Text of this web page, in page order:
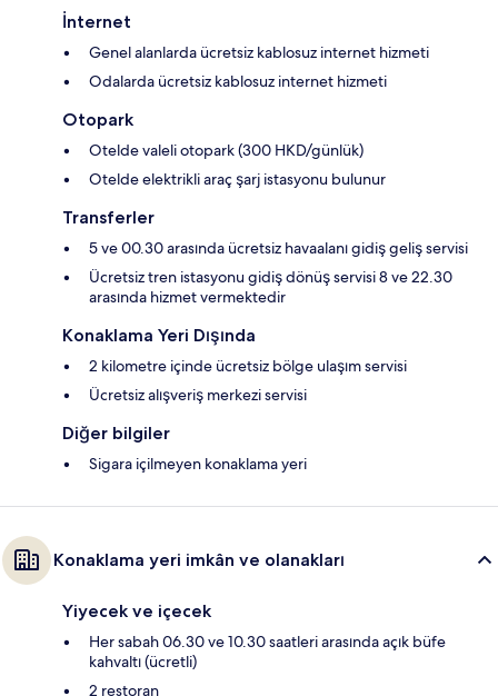
İnternet
Genel alanlarda ücretsiz kablosuz internet hizmeti
Odalarda ücretsiz kablosuz internet hizmeti
Otopark
Otelde valeli otopark (300 HKD/günlük)
Otelde elektrikli araç şarj istasyonu bulunur
Transferler
5 ve 00.30 arasında ücretsiz havaalanı gidiş geliş servisi
Ücretsiz tren istasyonu gidiş dönüş servisi 8 ve 22.30
arasında hizmet vermektedir
Konaklama Yeri Dışında
2 kilometre içinde ücretsiz bölge ulaşım servisi
Ücretsiz alışveriş merkezi servisi
Diğer bilgiler
Sigara içilmeyen konaklama yeri
Konaklama yeri imkân ve olanakları
Yiyecek ve içecek
Her sabah 06.30 ve 10.30 saatleri arasında açık büfe
kahvaltı (ücretli)
2 restoran